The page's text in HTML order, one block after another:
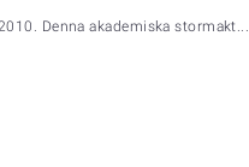
Denna akademiska stormakt...